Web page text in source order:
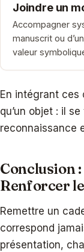
Joindre un
Accompagner
manuscrit ou
valeur
En intégrant ces
qu’un objet : il
reconnaissance
Conclusion
Renforcer
Remettre un
correspond
présentation,